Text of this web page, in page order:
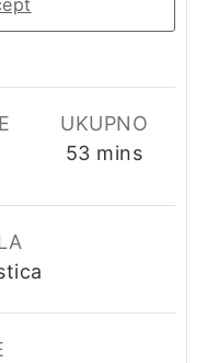
UKUPNO
53minutes
mins